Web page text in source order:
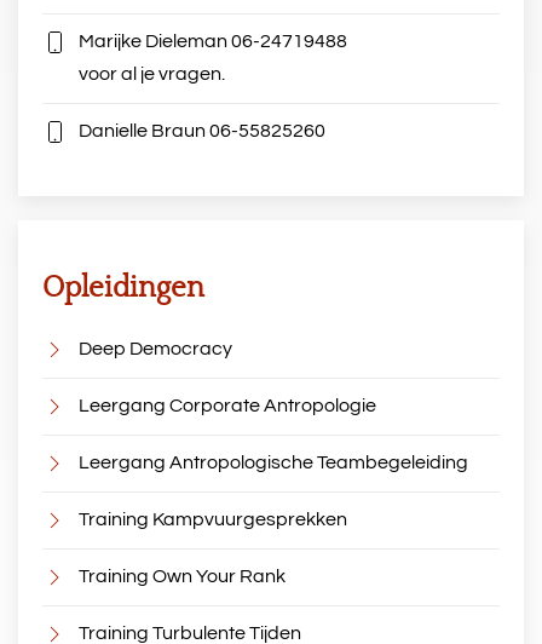
Marijke Dieleman06-24719488
voor al je vragen.
Danielle Braun06-55825260
Opleidingen
Deep Democracy
Leergang Corporate Antropologie
Leergang Antropologische Teambegeleiding
Training Kampvuurgesprekken
Training Own Your Rank
Training Turbulente Tijden